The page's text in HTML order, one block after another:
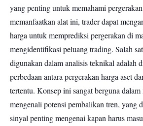
yang penting untuk memahami
memanfaatkan alat ini, trader dapat
harga untuk memprediksi pergerakan di
mengidentifikasi peluang trading. Salah
digunakan dalam analisis teknikal adalah
perbedaan antara pergerakan harga aset
tertentu. Konsep ini sangat berguna
mengenali potensi pembalikan tren, yang
sinyal penting mengenai kapan harus